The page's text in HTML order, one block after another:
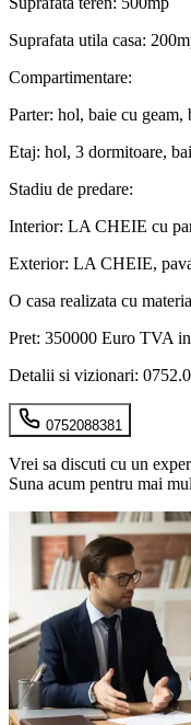
Suprafata utila casa:
Compartimentare:
Parter: hol, baie cu geam,
Etaj: hol, 3 dormitoare,
Stadiu de predare:
Interior: LA CHEIE cu
Exterior: LA CHEIE,
O casa realizata cu
Pret: 350000 Euro TVA
Detalii si vizionari:
0752088381
Vrei sa discuti cu un
Suna acum pentru mai